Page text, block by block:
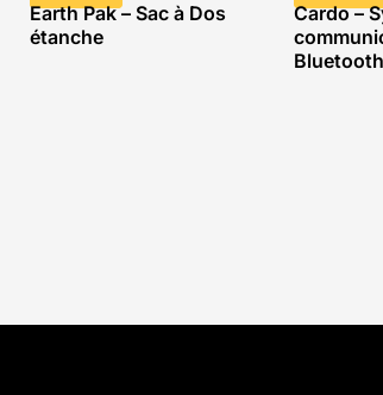
Earth Pak – Sac à Dos
étanche
Cardo –
Bluetooth